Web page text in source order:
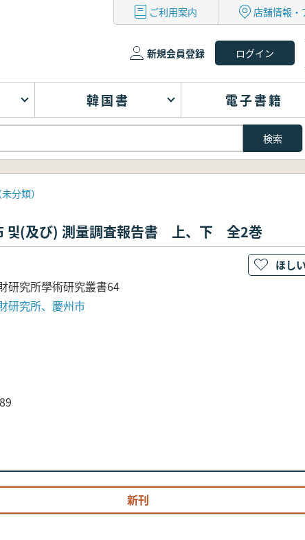
ご利用案内 店舗情報・
新規会員登録
韓国書 電子書籍
分類）
및(及び) 測量調査報告書 上、下 全2巻
研究所學術研究叢書64
研究所、慶州市
新刊
ほし